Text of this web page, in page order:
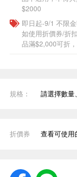
$2000
即日起-9/1 不限
如使用折價券/折
品滿$2,000可折
規格： 請選擇數量
折價券 查看可使用